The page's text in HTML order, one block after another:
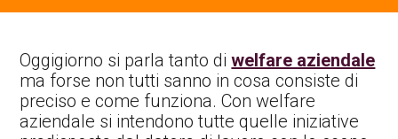
Oggigiorno si parla tanto diwelfare aziendale
ma forse non tutti sanno in cosa consiste di
preciso e come funziona. Con welfare
aziendale si intendono tutte quelle iniziative